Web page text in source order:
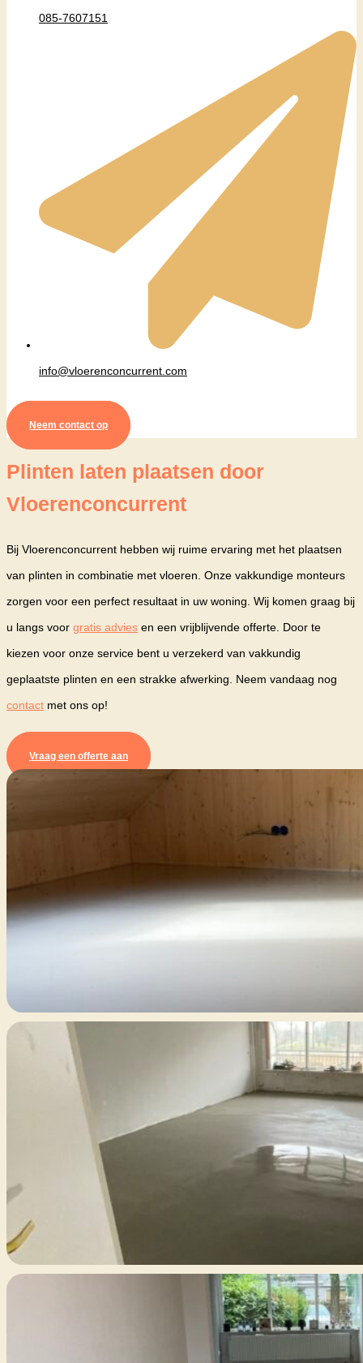
085-7607151
info@vloerenconcurrent.com
Neem contact op
Plinten laten plaatsen door
Vloerenconcurrent
Bij Vloerenconcurrent hebben wij ruime ervaring met het plaatsen
van plinten in combinatie met vloeren. Onze vakkundige monteurs
zorgen voor een perfect resultaat in uw woning. Wij komen graag bij
u langs voor gratis advies en een vrijblijvende offerte. Door te
kiezen voor onze service bent u verzekerd van vakkundig
geplaatste plinten en een strakke afwerking. Neem vandaag nog
contact met ons op!
Vraag een offerte aan